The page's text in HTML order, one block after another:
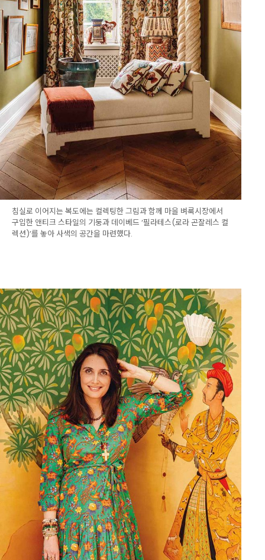
침실로 이어지는 복도에는 컬렉팅한 그림과 함께 마을 벼룩시장에서
구입한 앤티크 스타일의 기둥과 데이베드 ‘필라테스(로라 곤잘레스 컬
렉션)’를 놓아 사색의 공간을 마련했다.